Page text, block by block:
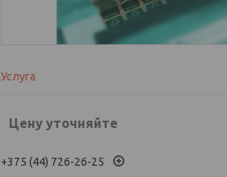
Услуга
Цену уточняйте
+375 (44) 726-26-25